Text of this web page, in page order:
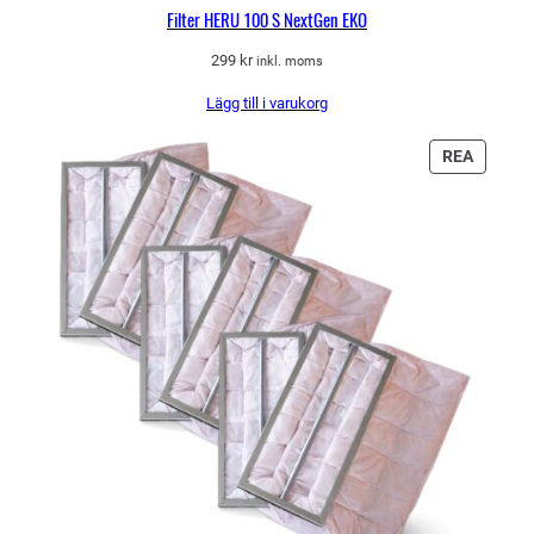
Filter HERU 100 S NextGen EKO
299 kr inkl. moms
Lägg till i varukorg
REA
PÅ